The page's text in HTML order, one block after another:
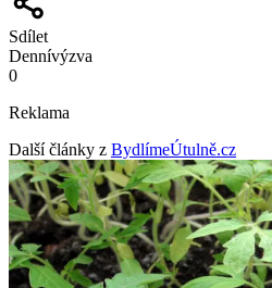
Sdílet
Dennívýzva
0
Reklama
Další články z BydlímeÚtulně.cz